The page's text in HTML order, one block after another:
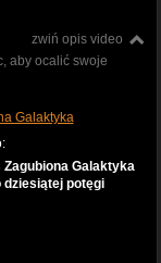
zwiń opis video
aby ocalić swoje
Galaktyka
Galaktyka
dziesiątej potęgi